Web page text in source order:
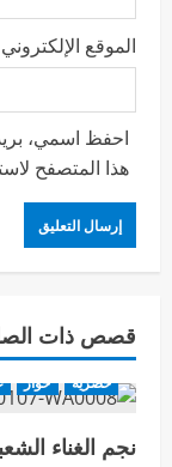
الموقع الإلكتروني
احفظ اسمي،
هذا المتصفح
قصص ذات
حصرية حوار
نجم الغناء